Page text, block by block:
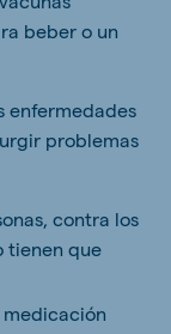
beber o un
enfermedades
problemas
contra los
tienen que
medicación